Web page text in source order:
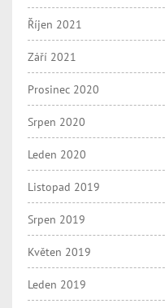
Říjen 2021
Září 2021
Prosinec 2020
Srpen 2020
Leden 2020
Listopad 2019
Srpen 2019
Květen 2019
Leden 2019